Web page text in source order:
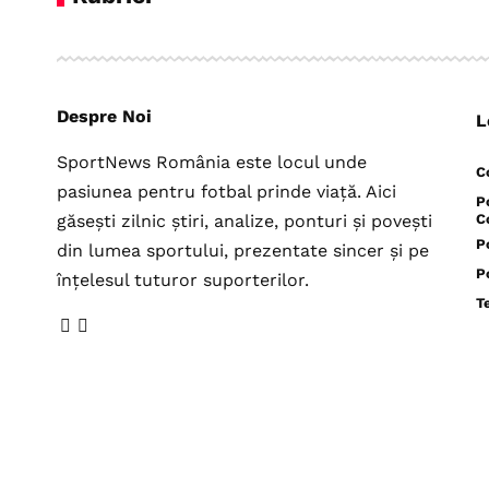
Despre Noi
SportNews România este locul unde
pasiunea pentru fotbal prinde viață. Aici
găsești zilnic știri, analize, ponturi și povești
din lumea sportului, prezentate sincer și pe
înțelesul tuturor suporterilor.